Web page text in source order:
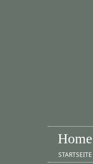
Home
STARTSEITE